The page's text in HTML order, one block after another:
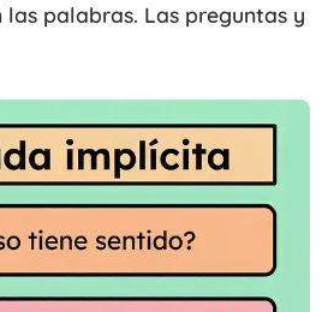
palabras. Las preguntas y